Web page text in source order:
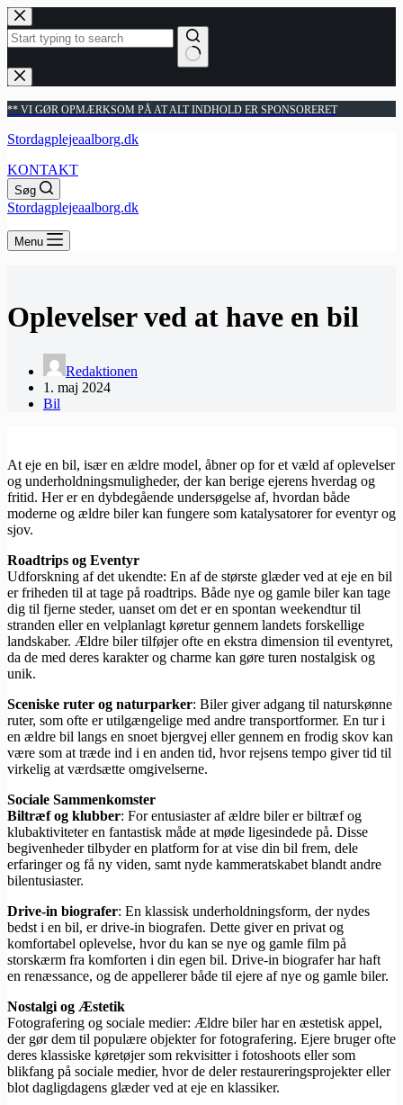
Fortsæt
til
indhold
Ingen
resultater
** VI GØR OPMÆRKSOM PÅ AT ALT INDHOLD ER SPONSORERET
Stordagplejeaalborg.dk
KONTAKT
Søg
Stordagplejeaalborg.dk
Menu
Oplevelser ved at have en bil
Redaktionen
1. maj 2024
Bil
At eje en bil, især en ældre model, åbner op for et væld af oplevelser
og underholdningsmuligheder, der kan berige ejerens hverdag og
fritid. Her er en dybdegående undersøgelse af, hvordan både
moderne og ældre biler kan fungere som katalysatorer for eventyr og
sjov.
Roadtrips og Eventyr
Udforskning af det ukendte: En af de største glæder ved at eje en bil
er friheden til at tage på roadtrips. Både nye og gamle biler kan tage
dig til fjerne steder, uanset om det er en spontan weekendtur til
stranden eller en velplanlagt køretur gennem landets forskellige
landskaber. Ældre biler tilføjer ofte en ekstra dimension til eventyret,
da de med deres karakter og charme kan gøre turen nostalgisk og
unik.
Sceniske ruter og naturparker: Biler giver adgang til naturskønne
ruter, som ofte er utilgængelige med andre transportformer. En tur i
en ældre bil langs en snoet bjergvej eller gennem en frodig skov kan
være som at træde ind i en anden tid, hvor rejsens tempo giver tid til
virkelig at værdsætte omgivelserne.
Sociale Sammenkomster
Biltræf og klubber: For entusiaster af ældre biler er biltræf og
klubaktiviteter en fantastisk måde at møde ligesindede på. Disse
begivenheder tilbyder en platform for at vise din bil frem, dele
erfaringer og få ny viden, samt nyde kammeratskabet blandt andre
bilentusiaster.
Drive-in biografer: En klassisk underholdningsform, der nydes
bedst i en bil, er drive-in biografen. Dette giver en privat og
komfortabel oplevelse, hvor du kan se nye og gamle film på
storskærm fra komforten i din egen bil. Drive-in biografer har haft
en renæssance, og de appellerer både til ejere af nye og gamle biler.
Nostalgi og Æstetik
Fotografering og sociale medier: Ældre biler har en æstetisk appel,
der gør dem til populære objekter for fotografering. Ejere bruger ofte
deres klassiske køretøjer som rekvisitter i fotoshoots eller som
blikfang på sociale medier, hvor de deler restaureringsprojekter eller
blot dagligdagens glæder ved at eje en klassiker.